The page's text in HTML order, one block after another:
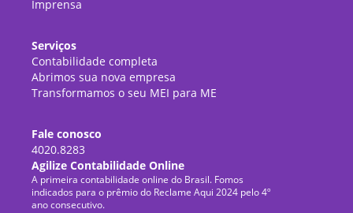
Imprensa
Serviços
Contabilidade completa
Abrimos sua nova empresa
Transformamos o seu MEI para ME
Fale conosco
4020.8283
Agilize Contabilidade Online
A primeira contabilidade online do Brasil. Fomos
indicados para o prêmio do Reclame Aqui 2024 pelo 4º
ano consecutivo.